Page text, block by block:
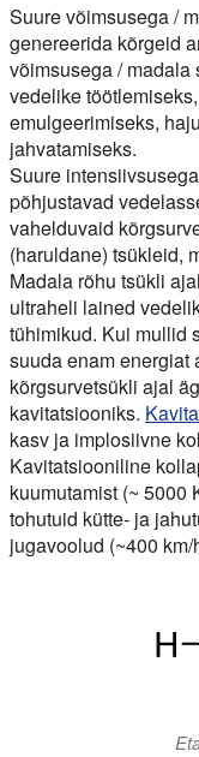
Suure võimsusega /
genereerida kõrgeid
võimsusega /
vedelike
emulgeerimiseks,
jahvatamiseks.
Suure
põhjustavad
vahelduvaid
(haruldane) tsükleid,
Madala rõhu tsükli
ultraheli lained
tühimikud. Kui mullid
suuda enam energiat
kõrgsurvetsükli ajal
kavitatsiooniks.
kasv ja implosiivne
Kavitatsiooniline
kuumutamist (~ 5000
tohutuid kütte- ja
jugavoolud (~400